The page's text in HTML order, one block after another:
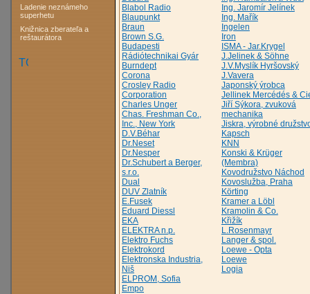
Ladenie neznámeho
superhetu
Knižnica zberateľa a
reštaurátora
Blabol Radio
Blaupunkt
Braun
Brown S.G.
Budapesti
Rádiótechnikai Gyár
Burndept
Corona
Crosley Radio
Corporation
Charles Unger
Chas. Freshman Co.,
Inc., New York
D.V.Béhar
Dr.Neset
Dr.Nesper
Dr.Schubert a Berger,
s.r.o.
Dual
DUV Zlatník
E.Fusek
Eduard Diessl
EKA
ELEKTRA n.p.
Elektro Fuchs
Elektrokord
Elektronska Industria,
Niš
ELPROM, Sofia
Empo
Ing. Jaromír Jelínek
Ing. Mařík
Ingelen
Iron
ISMA - Jar.Krygel
J.Jelinek & Söhne
J.V.Myslík Hyršovský
J.Vavera
Japonský ýrobca
Jellinek Mercédés &
Jiří Sýkora, zvuková
mechanika
Jiskra, výrobné
Kapsch
KNN
Konski & Krüger
(Membra)
Kovodružstvo Náchod
Kovoslužba, Praha
Körting
Kramer a Löbl
Kramolin & Co.
Křižík
L.Rosenmayr
Langer & spol.
Loewe - Opta
Loewe
Logia